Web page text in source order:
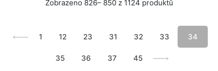
Zobrazeno 826– 850 z 1124 produktů
1 12 23 31 32 33 34
35 36 37 45